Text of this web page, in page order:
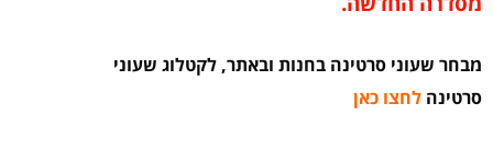
מבחר שעוני סרטינה בחנות ובאתר, לקטלוג שעוני
סרטינה לחצו כאן